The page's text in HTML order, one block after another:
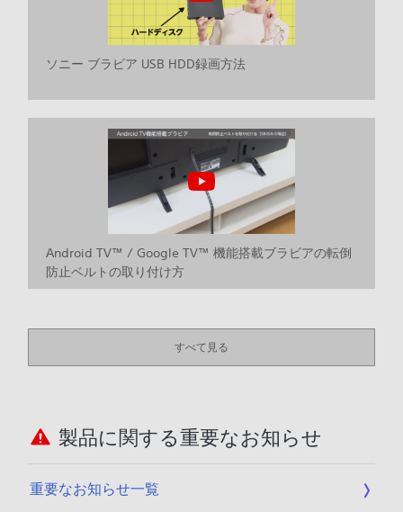
ソニー ブラビア USB HDD録画方法
Android TV™ / Google TV™ 機能搭載ブラビアの転倒
防止ベルトの取り付け方
すべて見る
製品に関する重要なお知らせ
重要なお知らせ一覧